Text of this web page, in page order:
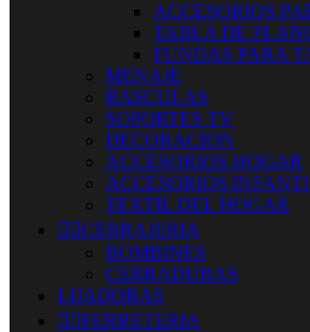
ACCESORIOS
TABLA DE
FUNDAS PARA
MENAJE
BASCULAS
SOPORTES TV
DECORACION
ACCESORIOS HOGAR
ACCESORIOS
TEXTIL DEL HOGAR
 CERRAJERIA
BOMBINES
CERRADURAS
LIJADORAS
 FERRETERIA